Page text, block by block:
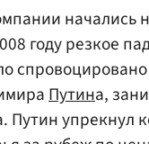
начались
году резкое
Путина,
Путин упрекнул